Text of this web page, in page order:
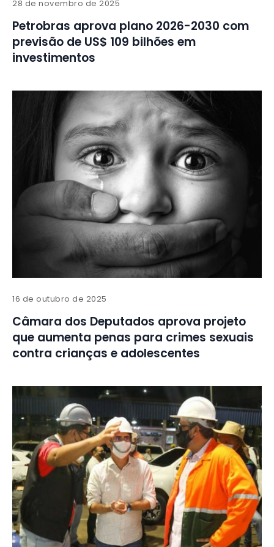
28 de novembro de 2025
Petrobras aprova plano 2026-2030 com
previsão de US$ 109 bilhões em
investimentos
16 de outubro de 2025
Câmara dos Deputados aprova projeto
que aumenta penas para crimes sexuais
contra crianças e adolescentes